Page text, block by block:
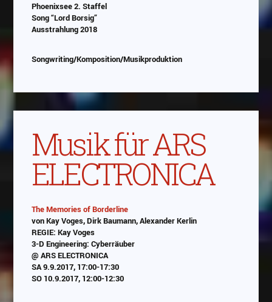
Phoenixsee 2. Staffel
Song “Lord Borsig”
Ausstrahlung 2018
Songwriting/Komposition/Musikproduktion
Musik für ARS
ELECTRONICA
Abspielen
Das Video wird von Youtube eingebettet
abespielt. Es gilt die
Google
The Memories of Borderline
von Kay Voges, Dirk Baumann, Alexander Kerlin
REGIE: Kay Voges
3-D Engineering: Cyberräuber
@ ARS ELECTRONICA
SA 9.9.2017, 17:00-17:30
SO 10.9.2017, 12:00-12:30